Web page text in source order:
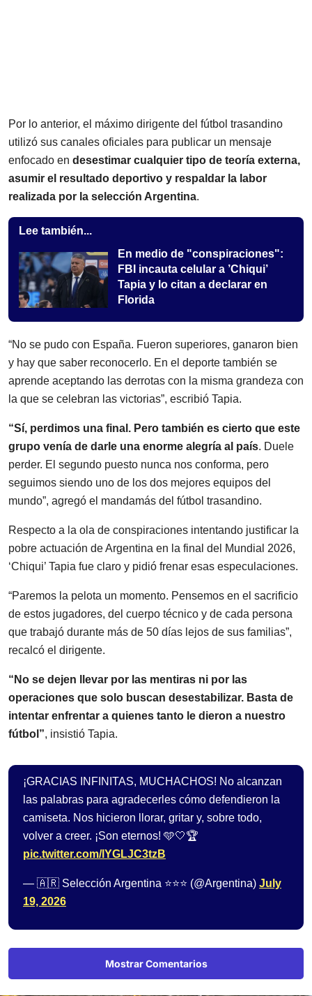
Por lo anterior, el máximo dirigente del fútbol trasandino
utilizó sus canales oficiales para publicar un mensaje
enfocado en desestimar cualquier tipo de teoría externa,
asumir el resultado deportivo y respaldar la labor
realizada por la selección Argentina.
Lee también...
En medio de "conspiraciones":
FBI incauta celular a ’Chiqui’
Tapia y lo citan a declarar en
Florida
“No se pudo con España. Fueron superiores, ganaron bien
y hay que saber reconocerlo. En el deporte también se
aprende aceptando las derrotas con la misma grandeza con
la que se celebran las victorias”, escribió Tapia.
“Sí, perdimos una final. Pero también es cierto que este
grupo venía de darle una enorme alegría al país. Duele
perder. El segundo puesto nunca nos conforma, pero
seguimos siendo uno de los dos mejores equipos del
mundo”, agregó el mandamás del fútbol trasandino.
Respecto a la ola de conspiraciones intentando justificar la
pobre actuación de Argentina en la final del Mundial 2026,
‘Chiqui’ Tapia fue claro y pidió frenar esas especulaciones.
“Paremos la pelota un momento. Pensemos en el sacrificio
de estos jugadores, del cuerpo técnico y de cada persona
que trabajó durante más de 50 días lejos de sus familias”,
recalcó el dirigente.
“No se dejen llevar por las mentiras ni por las
operaciones que solo buscan desestabilizar. Basta de
intentar enfrentar a quienes tanto le dieron a nuestro
fútbol”, insistió Tapia.
¡GRACIAS INFINITAS, MUCHACHOS! No alcanzan
las palabras para agradecerles cómo defendieron la
camiseta. Nos hicieron llorar, gritar y, sobre todo,
volver a creer. ¡Son eternos! 🩵🤍🏆
pic.twitter.com/lYGLJC3tzB
— 🇦🇷 Selección Argentina ⭐⭐⭐ (@Argentina) July
19, 2026
Mostrar Comentarios